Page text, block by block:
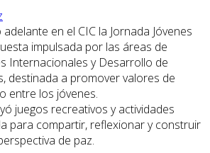
en el CIC la Jornada Jóvenes
impulsada por las áreas de
Internacionales y Desarrollo de
destinada a promover valores de
entre los jóvenes.
juegos recreativos y actividades
para compartir, reflexionar y construir
de paz.